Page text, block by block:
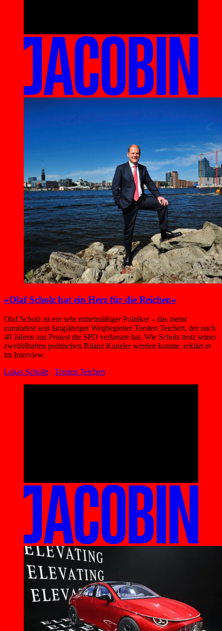
»Olaf Scholz hat ein Herz für die Reichen«
Olaf Scholz ist ein sehr mittelmäßiger Politiker – das meint
zumindest sein langjähriger Wegbegleiter Torsten Teichert, der nach
40 Jahren aus Protest die SPD verlassen hat. Wie Scholz trotz seiner
zweifelhaften politischen Bilanz Kanzler werden konnte, erklärt er
im Interview.
Lukas Scholle , Torsten Teichert